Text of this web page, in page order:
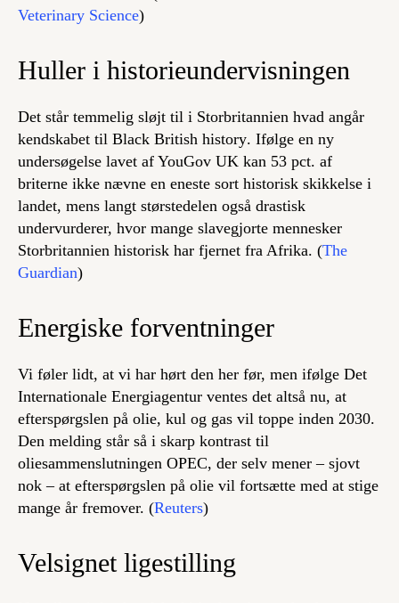
Veterinary Science)
Huller i historieundervisningen
Det står temmelig sløjt til i Storbritannien hvad angår
kendskabet til Black British history. Ifølge en ny
undersøgelse lavet af YouGov UK kan 53 pct. af
briterne ikke nævne en eneste sort historisk skikkelse i
landet, mens langt størstedelen også drastisk
undervurderer, hvor mange slavegjorte mennesker
Storbritannien historisk har fjernet fra Afrika. (The
Guardian)
Energiske forventninger
Vi føler lidt, at vi har hørt den her før, men ifølge Det
Internationale Energiagentur ventes det altså nu, at
efterspørgslen på olie, kul og gas vil toppe inden 2030.
Den melding står så i skarp kontrast til
oliesammenslutningen OPEC, der selv mener – sjovt
nok – at efterspørgslen på olie vil fortsætte med at stige
mange år fremover. (Reuters)
Velsignet ligestilling